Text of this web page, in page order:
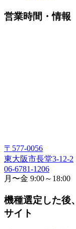
営業時間・情報
〒577-0056
東大阪市長堂3-12-2
06-6781-1206
月〜金 9:00～18:00
機種選定した後
サイト